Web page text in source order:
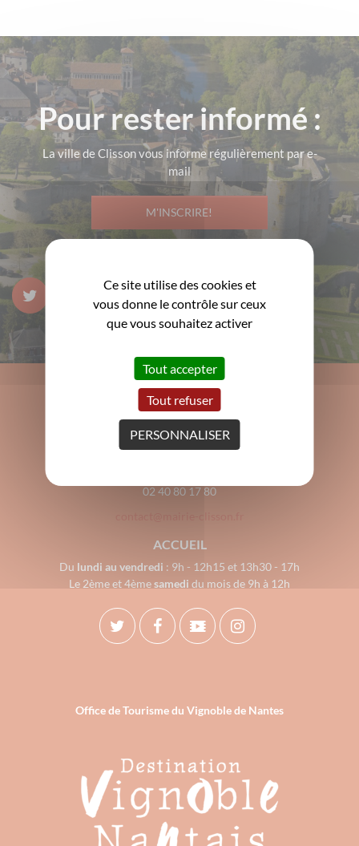
Pour rester informé :
La ville de Clisson vous informe régulièrement par e-
mail
M'INSCRIRE!
Mairie de Clisson
3 Grande rue de la Trinité
02 40 80 17 80
ACCUEIL
Du lundi au vendredi : 9h - 12h15 et 13h30 - 17h
Le 2ème et 4èmesamedi du mois de 9h à 12h
Office de Tourisme du Vignoble de Nantes
Ce site utilise des cookies et
vous donne le contrôle sur ceux
que vous souhaitez activer
Tout accepter
Tout refuser
PERSONNALISER